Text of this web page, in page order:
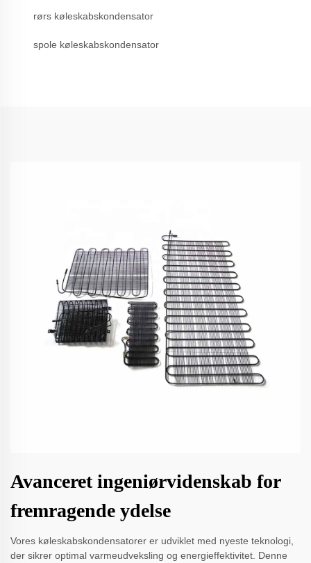
rørs køleskabskondensator
spole køleskabskondensator
Avanceret ingeniørvidenskab for
fremragende ydelse
Vores køleskabskondensatorer er udviklet med nyeste teknologi,
der sikrer optimal varmeudveksling og energieffektivitet. Denne